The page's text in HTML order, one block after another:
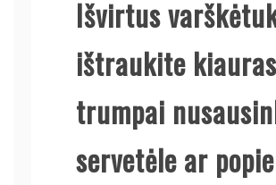
Išvirtus
ištraukite
trumpai
servetėle ar